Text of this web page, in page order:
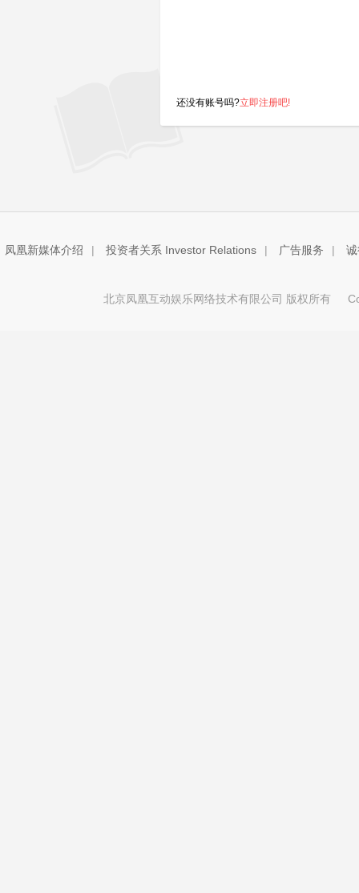
还没有账号吗?立即注册吧!
凤凰新媒体介绍 | 投资者关系 Investor Relations | 广告服务 |
北京凤凰互动娱乐网络技术有限公司 版权所有